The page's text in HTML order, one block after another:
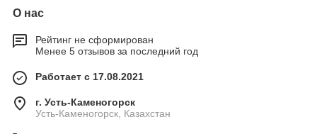
О нас
Рейтинг не сформирован
Менее 5 отзывов за последний год
Работает с 17.08.2021
г. Усть-Каменогорск
Усть-Каменогорск, Казахстан